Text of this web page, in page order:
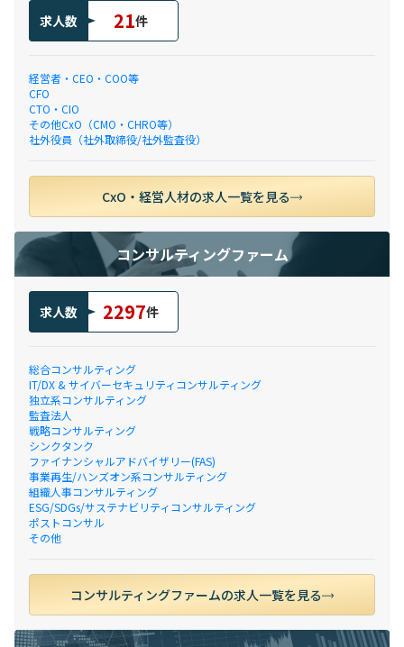
求人数 21件
経営者・CEO・COO等
CFO
CTO・CIO
その他CxO（CMO・CHRO等）
社外役員（社外取締役/社外監査役）
CxO・経営人材の求人一覧を見る
コンサルティングファーム
求人数 2297件
総合コンサルティング
IT/DX & サイバーセキュリティコンサルティング
独立系コンサルティング
監査法人
戦略コンサルティング
シンクタンク
ファイナンシャルアドバイザリー(FAS)
事業再生/ハンズオン系コンサルティング
組織人事コンサルティング
ESG/SDGs/サステナビリティコンサルティング
ポストコンサル
その他
コンサルティングファームの求人一覧を見る